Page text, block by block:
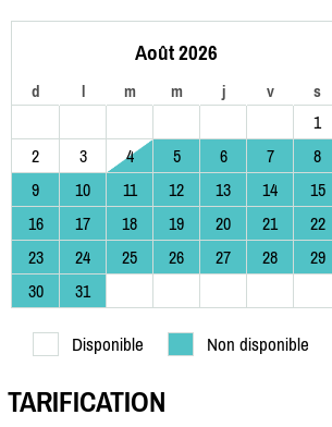
Août 2026
d l m m j v s
1
2
3 4 5 6 7
8
9
10 11 12 13 14
15
16
17 18 19 20 21
22
23
24 25 26 27 28
29
30
31
Disponible Non disponible
TARIFICATION